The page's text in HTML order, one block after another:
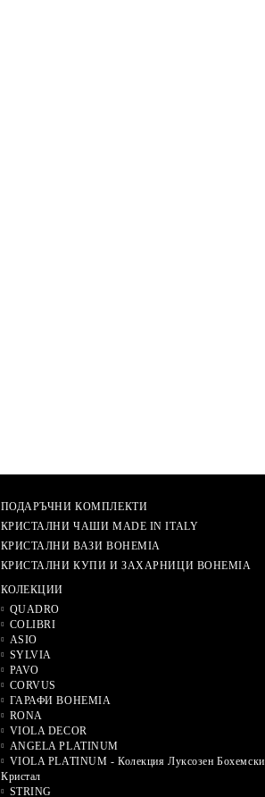
ПОДАРЪЧНИ КОМПЛЕКТИ
КРИСТАЛНИ ЧАШИ MADE IN ITALY
КРИСТАЛНИ ВАЗИ BOHEMIA
КРИСТАЛНИ КУПИ И ЗАХАРНИЦИ BOHEMIA
КОЛЕКЦИИ
QUADRO
COLIBRI
ASIO
SYLVIA
PAVO
CORVUS
ГАРАФИ BOHEMIA
RONA
VIOLA DECOR
ANGELA PLATINUM
VIOLA PLATINUM - Колекция Луксозен Бохемски
Кристал
STRING